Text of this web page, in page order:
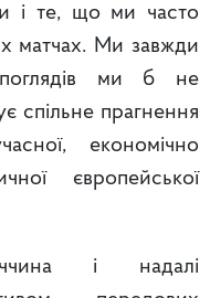
і те, що ми часто
матчах. Ми завжди
ми б не
спільне прагнення
економічно
європейської
і надалі